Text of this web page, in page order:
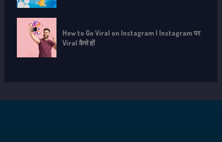
How to Go Viral on Instagram | Instagram पर
Viral कैसे हों